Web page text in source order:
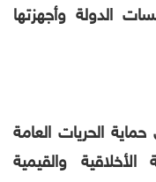
الدولة وأجهزتها
الحريات العامة
الأخلاقية والقيمية